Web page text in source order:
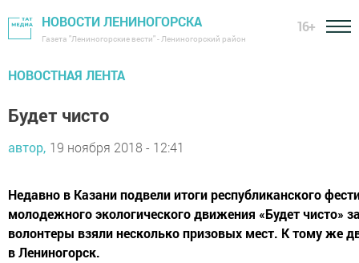
НОВОСТИ ЛЕНИНОГОРСКА
Газета "Лениногорские вести" - Лениногорский район
16+
НОВОСТНАЯ ЛЕНТА
Будет чисто
автор, 19 ноября 2018 - 12:41
Недавно в Казани подвели итоги республиканского
молодежного экологического движения «Будет чисто»
волонтеры взяли несколько призовых мест. К тому же
в Лениногорск.